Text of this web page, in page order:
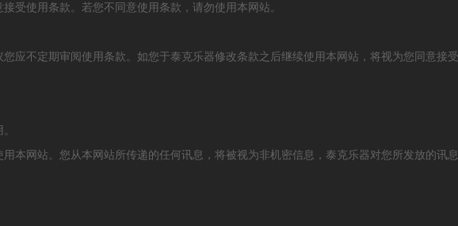
受使用条款。若您不同意使用条款，请勿使用本网站。
应不定期审阅使用条款。如您于泰克乐器修改条款之后继续使用本网站，将视为您同意接受
本网站。您从本网站所传递的任何讯息，将被视为非机密信息，泰克乐器对您所发放的讯